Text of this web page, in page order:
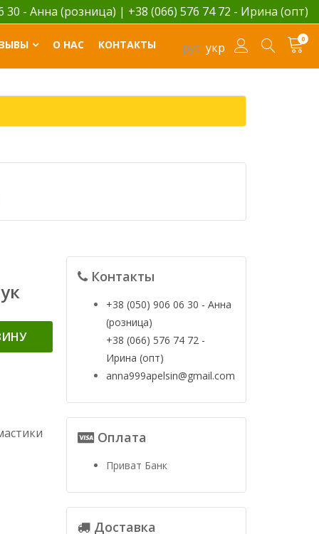
30 - Анна (розница) | +38 (066) 576 74 72 - Ирина (опт)
рус укр
0
О НАС КОНТАКТЫ
Контакты
+38 (050) 906 06 30 - Анна
(розница)
+38 (066) 576 74 72 -
Ирина (опт)
anna999apelsin@gmail.com
Оплата
Приват Банк
Доставка